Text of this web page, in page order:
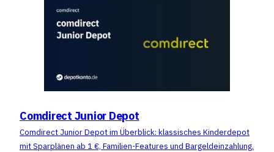
Comdirect Junior Depot
Comdirect Junior Depot im Überblick: klassisches Kinderdepot
mit Sparplänen ab 1 €, Familien-Features und Bargeldeinzahlung.